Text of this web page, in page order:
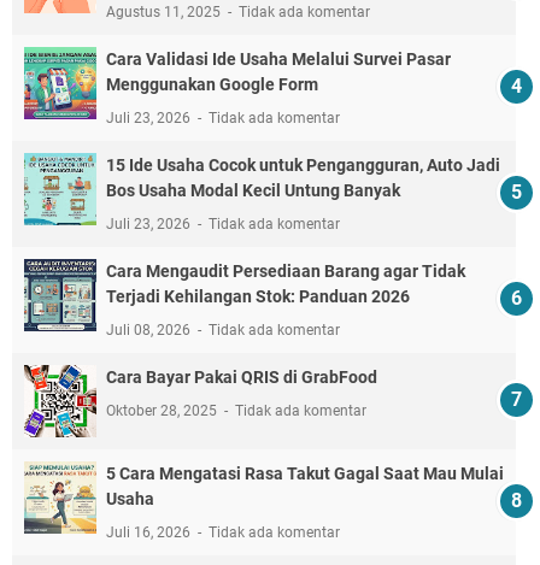
Agustus 11, 2025 Tidak ada komentar
Cara Validasi Ide Usaha Melalui Survei Pasar
Menggunakan Google Form
Juli 23, 2026 Tidak ada komentar
15 Ide Usaha Cocok untuk Pengangguran, Auto Jadi
Bos Usaha Modal Kecil Untung Banyak
Juli 23, 2026 Tidak ada komentar
Cara Mengaudit Persediaan Barang agar Tidak
Terjadi Kehilangan Stok: Panduan 2026
Juli 08, 2026 Tidak ada komentar
Cara Bayar Pakai QRIS di GrabFood
Oktober 28, 2025 Tidak ada komentar
5 Cara Mengatasi Rasa Takut Gagal Saat Mau Mulai
Usaha
Juli 16, 2026 Tidak ada komentar